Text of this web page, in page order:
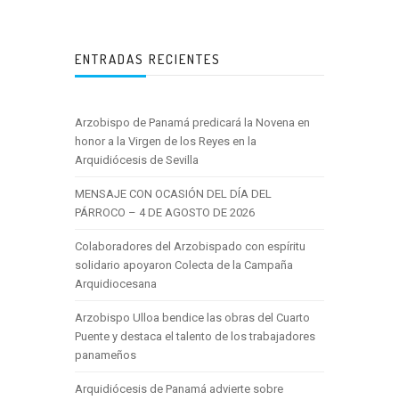
ENTRADAS RECIENTES
Arzobispo de Panamá predicará la Novena en
honor a la Virgen de los Reyes en la
Arquidiócesis de Sevilla
MENSAJE CON OCASIÓN DEL DÍA DEL
PÁRROCO – 4 DE AGOSTO DE 2026
Colaboradores del Arzobispado con espíritu
solidario apoyaron Colecta de la Campaña
Arquidiocesana
Arzobispo Ulloa bendice las obras del Cuarto
Puente y destaca el talento de los trabajadores
panameños
Arquidiócesis de Panamá advierte sobre